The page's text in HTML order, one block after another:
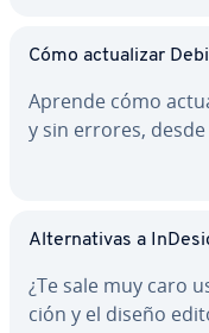
Cómo ac­tua­li­zar
Aprende cómo
y sin errores,
Al­te­r­na­ti­vas a
¿Te sale muy caro
ción y el diseño